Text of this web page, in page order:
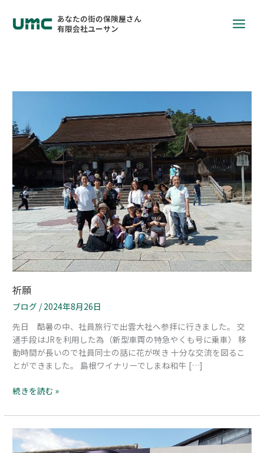
あなたの街の保険屋さん
有限会社ユーサン
祈願
ブログ / 2024年8月26日
先日 酷暑の中、社員旅行で出雲大社へ参拝に行きました。 交
通手段はJRを利用した為（新型車両の特急やくも号に乗車） 移
動時間が長いので社員同士の話に花が咲き 十分な交流を図るこ
とができました。 島根ワイナリーでしまね和牛 […]
続きを読む »